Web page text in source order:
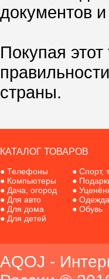
документов
Покупая
страны.
КАТАЛОГ ТОВАРОВ
● Телефоны
● Компьютеры
● Дача, огород
● Для авто
● Для дома
● Для детей
● Спорт,
●
●
● Одежда
● Обувь
AQOJ -